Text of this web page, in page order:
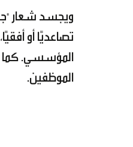
ويجسد شعار
تصاعديًا أو
المؤسسي. كما
الموظفين.